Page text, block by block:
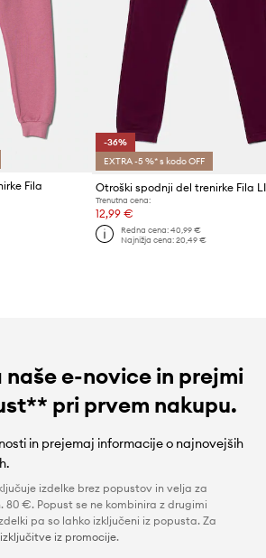
Fila
-36%
EXTRA -5 %* s kodo OFF
Trenutna cena:
12,99 €
Redna cena: 40,99 €
Najnižja cena: 20,49 €
naše e-novice in prejmi
pri prvem nakupu.
in prejemaj informacije o najnovejših
izdelke brez popustov in velja za
80 €. Popust se ne kombinira z drugimi
pa so lahko izključeni iz popusta. Za
izključitve iz promocije.